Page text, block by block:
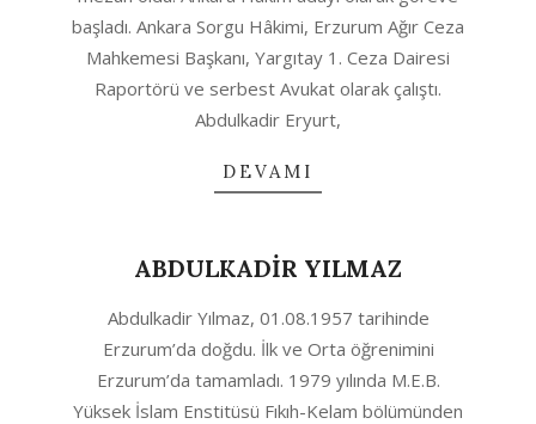
başladı. Ankara Sorgu Hâkimi, Erzurum Ağır Ceza
Mahkemesi Başkanı, Yargıtay 1. Ceza Dairesi
Raportörü ve serbest Avukat olarak çalıştı.
Abdulkadir Eryurt,
DEVAMI
ABDULKADİR YILMAZ
Abdulkadir Yılmaz, 01.08.1957 tarihinde
Erzurum’da doğdu. İlk ve Orta öğrenimini
Erzurum’da tamamladı. 1979 yılında M.E.B.
Yüksek İslam Enstitüsü Fıkıh-Kelam bölümünden